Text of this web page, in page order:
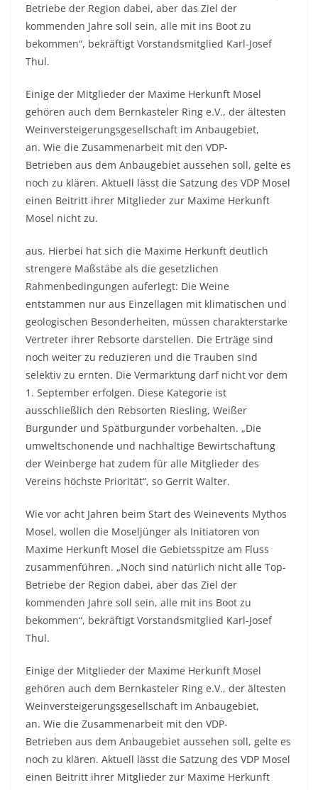
Betriebe der Region dabei, aber das Ziel der
kommenden Jahre soll sein, alle mit ins Boot zu
bekommen“, bekräftigt Vorstandsmitglied Karl-Josef
Thul.
Einige der Mitglieder der Maxime Herkunft Mosel
gehören auch dem Bernkasteler Ring e.V., der ältesten
Weinversteigerungsgesellschaft im Anbaugebiet,
an. Wie die Zusammenarbeit mit den VDP-
Betrieben aus dem Anbaugebiet aussehen soll, gelte es
noch zu klären. Aktuell lässt die Satzung des VDP Mosel
einen Beitritt ihrer Mitglieder zur Maxime Herkunft
Mosel nicht zu.
aus. Hierbei hat sich die Maxime Herkunft deutlich
strengere Maßstäbe als die gesetzlichen
Rahmenbedingungen auferlegt: Die Weine
entstammen nur aus Einzellagen mit klimatischen und
geologischen Besonderheiten, müssen charakterstarke
Vertreter ihrer Rebsorte darstellen. Die Erträge sind
noch weiter zu reduzieren und die Trauben sind
selektiv zu ernten. Die Vermarktung darf nicht vor dem
1. September erfolgen. Diese Kategorie ist
ausschließlich den Rebsorten Riesling, Weißer
Burgunder und Spätburgunder vorbehalten. „Die
umweltschonende und nachhaltige Bewirtschaftung
der Weinberge hat zudem für alle Mitglieder des
Vereins höchste Priorität“, so Gerrit Walter.
Wie vor acht Jahren beim Start des Weinevents Mythos
Mosel, wollen die Moseljünger als Initiatoren von
Maxime Herkunft Mosel die Gebietsspitze am Fluss
zusammenführen. „Noch sind natürlich nicht alle Top-
Betriebe der Region dabei, aber das Ziel der
kommenden Jahre soll sein, alle mit ins Boot zu
bekommen“, bekräftigt Vorstandsmitglied Karl-Josef
Thul.
Einige der Mitglieder der Maxime Herkunft Mosel
gehören auch dem Bernkasteler Ring e.V., der ältesten
Weinversteigerungsgesellschaft im Anbaugebiet,
an. Wie die Zusammenarbeit mit den VDP-
Betrieben aus dem Anbaugebiet aussehen soll, gelte es
noch zu klären. Aktuell lässt die Satzung des VDP Mosel
einen Beitritt ihrer Mitglieder zur Maxime Herkunft